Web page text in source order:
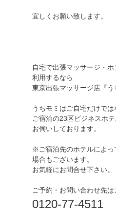
宜しくお願い致します。
自宅で出張マッサージ・
利用するなら
東京出張マッサージ店『う
うちモミはご自宅だけでは
ご宿泊の23区ビジネスホ
お伺いしております。
※ご宿泊先のホテルによっ
場合もございます。
お気軽にお問合せ下さい。
ご予約・お問い合わせ先は
0120-77-4511